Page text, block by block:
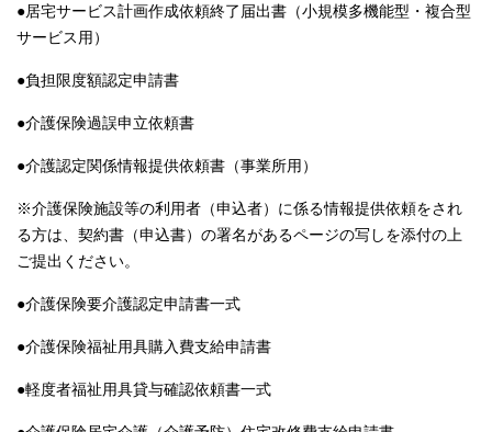
●居宅サービス計画作成依頼終了届出書（小規模多機能型・複合型
サービス用）
●負担限度額認定申請書
●介護保険過誤申立依頼書
●介護認定関係情報提供依頼書（事業所用）
※介護保険施設等の利用者（申込者）に係る情報提供依頼をされ
る方は、契約書（申込書）の署名があるページの写しを添付の上
ご提出ください。
●介護保険要介護認定申請書一式
●介護保険福祉用具購入費支給申請書
●軽度者福祉用具貸与確認依頼書一式